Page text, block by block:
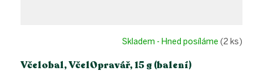
Včelobal, VčelOpravář, 15 g (balení)
Skladem - Hned posíláme (2 ks)